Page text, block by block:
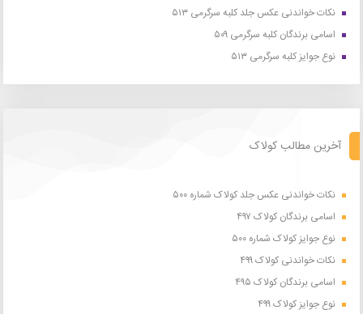
نکات خواندنی عکس جلد کلبه سرگرمی ۵۱۳
اسامی برندگان کلبه سرگرمی ۵۰۹
نوع جوایز کلبه سرگرمی ۵۱۳
آخرین مطالب کولاک
نکات خواندنی عکس جلد کولاک شماره ۵۰۰
اسامی برندگان کولاک ۴۹۷
نوع جوایز کولاک شماره ۵۰۰
نکات خواندنی کولاک ۴۹۹
اسامی برندگان کولاک ۴۹۵
نوع جوایز کولاک ۴۹۹